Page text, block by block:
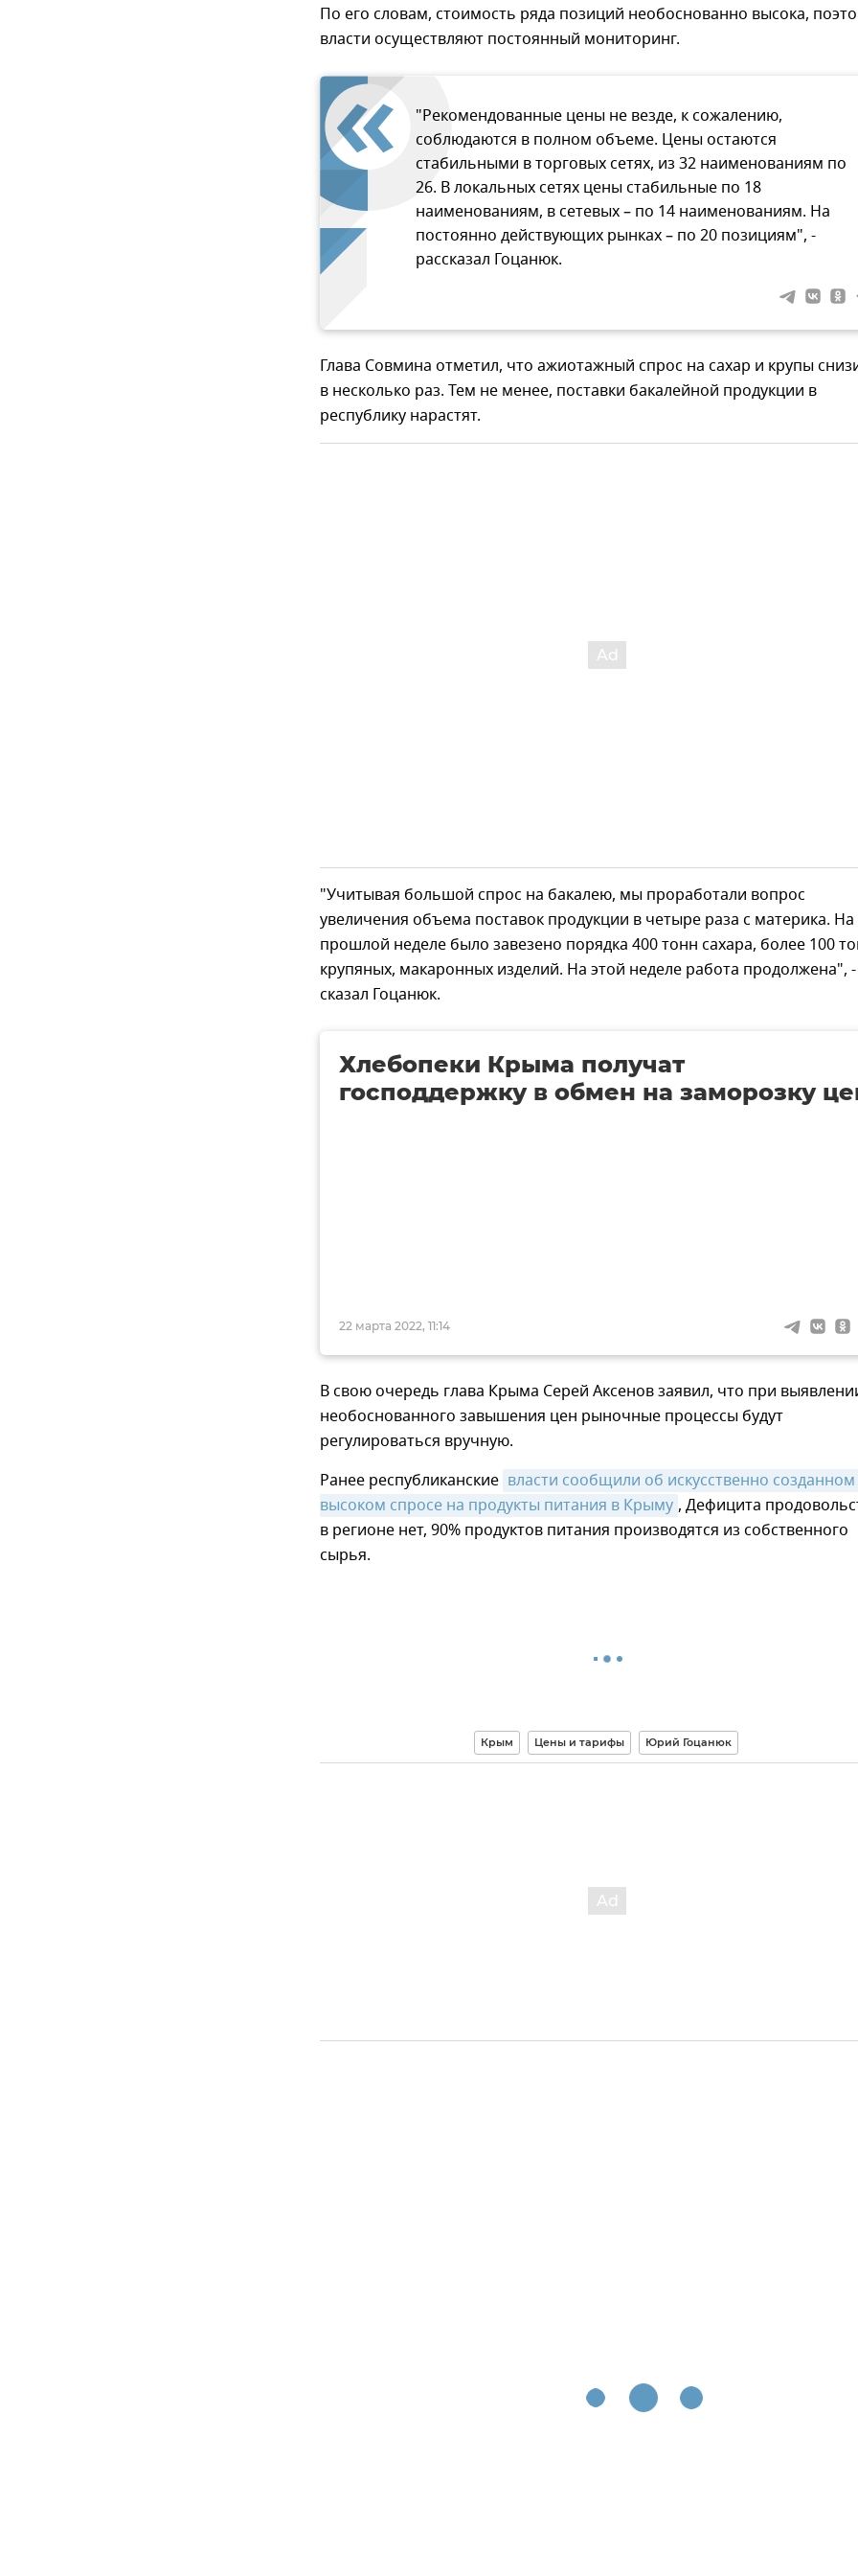
По его словам, стоимость ряда позиций необоснованно высока,
власти осуществляют постоянный мониторинг.
"Рекомендованные цены не везде, к сожалению,
соблюдаются в полном объеме. Цены остаются
стабильными в торговых сетях, из 32 наименованиям по
26. В локальных сетях цены стабильные по 18
наименованиям, в сетевых – по 14 наименованиям. На
постоянно действующих рынках – по 20 позициям", -
рассказал Гоцанюк.
Глава Совмина отметил, что ажиотажный спрос на сахар и крупы
в несколько раз. Тем не менее, поставки бакалейной продукции в
республику нарастят.
"Учитывая большой спрос на бакалею, мы проработали вопрос
увеличения объема поставок продукции в четыре раза с материка. На
прошлой неделе было завезено порядка 400 тонн сахара, более 100
крупяных, макаронных изделий. На этой неделе работа продолжена", -
сказал Гоцанюк.
22 марта 2022, 11:14
Хлебопеки Крыма получат
господдержку в обмен на заморозку
В свою очередь глава Крыма Серей Аксенов заявил, что при
необоснованного завышения цен рыночные процессы будут
регулироваться вручную.
Ранее республиканские власти сообщили об искусственно созданном
высоком спросе на продукты питания в Крыму , Дефицита
в регионе нет, 90% продуктов питания производятся из собственного
сырья.
Крым Цены и тарифы Юрий Гоцанюк